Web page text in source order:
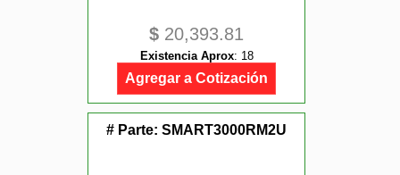
$ 20,393.81
Existencia Aprox: 18
Agregar a Cotización
# Parte: SMART3000RM2U